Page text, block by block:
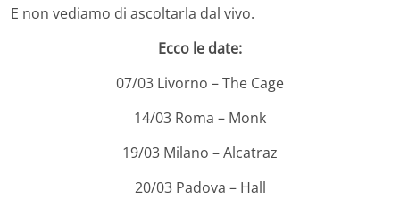
E non vediamo di ascoltarla dal vivo.
Ecco le date:
07/03 Livorno – The Cage
14/03 Roma – Monk
19/03 Milano – Alcatraz
20/03 Padova – Hall